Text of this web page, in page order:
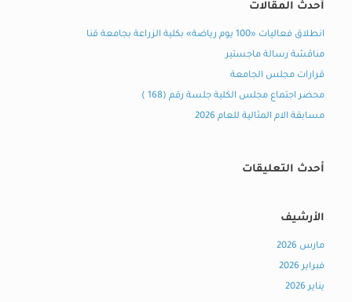
أحدث المقالات
انطلاق فعاليات «100 يوم رياضة» بكلية الزراعة بجامعة قنا
مناقشة رسالة ماجستير
قرارات مجلس الجامعة
محضر اجتماع مجلس الكلية جلسة رقم (168 )
مسابقة الام المثالية للعام 2026
أحدث التعليقات
الأرشيف
مارس 2026
فبراير 2026
يناير 2026